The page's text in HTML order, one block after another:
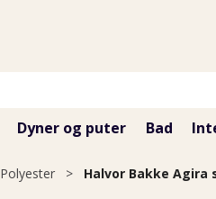
Dyner og puter Bad
Polyester > Halvor Bakke Agira